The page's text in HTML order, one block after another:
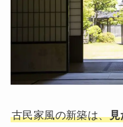
古民家風の新築は、見